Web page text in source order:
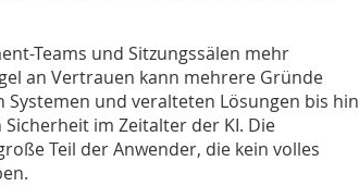
Teams und Sitzungssälen mehr
an Vertrauen kann mehrere Gründe
und veralteten Lösungen bis hin
im Zeitalter der KI. Die
Teil der Anwender, die kein volles